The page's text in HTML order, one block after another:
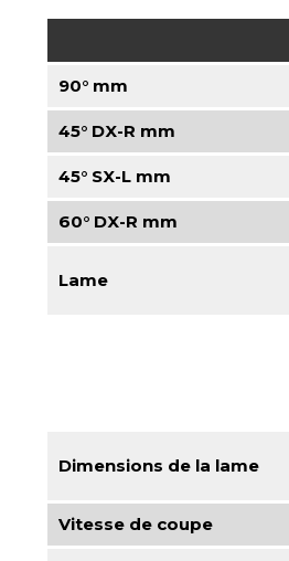
90° mm
45° DX-R mm
45° SX-L mm
60° DX-R mm
Lame
Dimensions de la lame
Vitesse de coupe